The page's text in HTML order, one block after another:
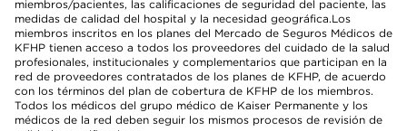
miembros/pacientes, las calificaciones de seguridad del paciente, las
medidas de calidad del hospital y la necesidad geográfica.Los
miembros inscritos en los planes del Mercado de Seguros Médicos de
KFHP tienen acceso a todos los proveedores del cuidado de la salud
profesionales, institucionales y complementarios que participan en la
red de proveedores contratados de los planes de KFHP, de acuerdo
con los términos del plan de cobertura de KFHP de los miembros.
Todos los médicos del grupo médico de Kaiser Permanente y los
médicos de la red deben seguir los mismos procesos de revisión de